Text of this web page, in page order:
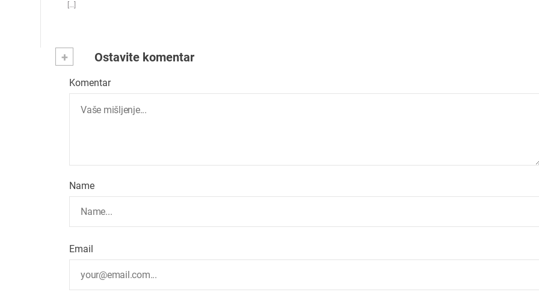
[…]
+ Ostavite komentar
Komentar
Name
Email